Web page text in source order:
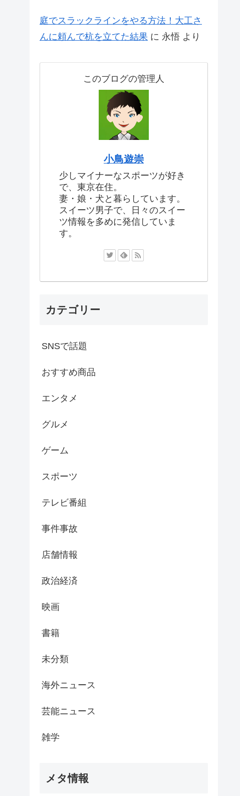
庭でスラックラインをやる方法！大工さ
んに頼んで杭を立てた結果 に 永悟 より
このブログの管理人
小鳥遊崇
少しマイナーなスポーツが好き
で、東京在住。
妻・娘・犬と暮らしています。
スイーツ男子で、日々のスイー
ツ情報を多めに発信していま
す。
カテゴリー
SNSで話題
おすすめ商品
エンタメ
グルメ
ゲーム
スポーツ
テレビ番組
事件事故
店舗情報
政治経済
映画
書籍
未分類
海外ニュース
芸能ニュース
雑学
メタ情報